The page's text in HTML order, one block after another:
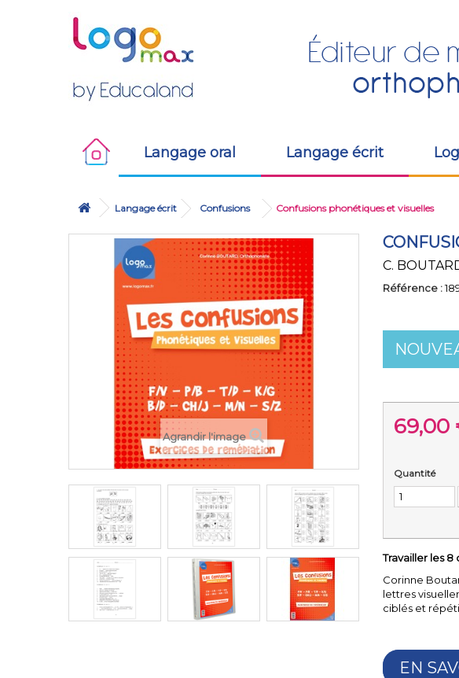
Langage oral Langage écrit
Langage écrit Confusions Confusions phonétiques et visuelles
Agrandir l'image
C.
Référence :
69,00
Quantité
Travailler les 8
Corinne
lettres
ciblés et
EN